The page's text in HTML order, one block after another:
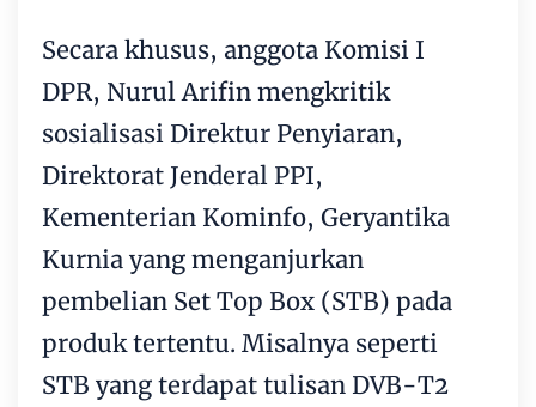
Secara khusus, anggota Komisi I
DPR, Nurul Arifin mengkritik
sosialisasi Direktur Penyiaran,
Direktorat Jenderal PPI,
Kementerian Kominfo, Geryantika
Kurnia yang menganjurkan
pembelian Set Top Box (STB) pada
produk tertentu. Misalnya seperti
STB yang terdapat tulisan DVB-T2